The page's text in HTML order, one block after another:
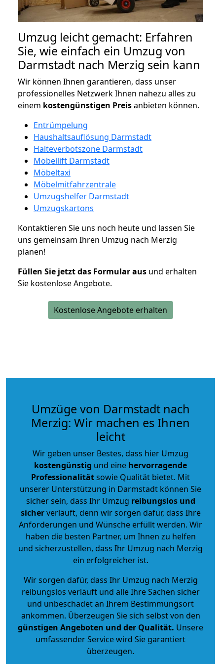
Umzug leicht gemacht: Erfahren
Sie, wie einfach ein Umzug von
Darmstadt nach Merzig sein kann
Wir können Ihnen garantieren, dass unser
professionelles Netzwerk Ihnen nahezu alles zu
einem kostengünstigen Preisanbieten können.
Entrümpelung
Haushaltsauflösung Darmstadt
Halteverbotszone Darmstadt
Möbellift Darmstadt
Möbeltaxi
Möbelmitfahrzentrale
Umzugshelfer Darmstadt
Umzugskartons
Kontaktieren Sie uns noch heute und lassen Sie
uns gemeinsam Ihren Umzug nach Merzig
planen!
Füllen Sie jetzt das Formular aus und erhalten
Sie kostenlose Angebote.
Kostenlose Angebote erhalten
Umzüge von Darmstadt nach
Merzig: Wir machen es Ihnen
leicht
Wir geben unser Bestes, dass hier Umzug
kostengünstig und eine hervorragende
Professionalitätsowie Qualität bietet. Mit
unserer Unterstützung in Darmstadt können Sie
sicher sein, dass Ihr Umzug reibungslos und
sicherverläuft, denn wir sorgen dafür, dass Ihre
Anforderungen und Wünsche erfüllt werden. Wir
haben die besten Partner, um Ihnen zu helfen
und sicherzustellen, dass Ihr Umzug nach Merzig
ein erfolgreicher ist.
Wir sorgen dafür, dass Ihr Umzug nach Merzig
reibungslos verläuft und alle Ihre Sachen sicher
und unbeschadet an Ihrem Bestimmungsort
ankommen. Überzeugen Sie sich selbst von den
günstigen Angeboten und der Qualität. Unsere
umfassender Service wird Sie garantiert
überzeugen.